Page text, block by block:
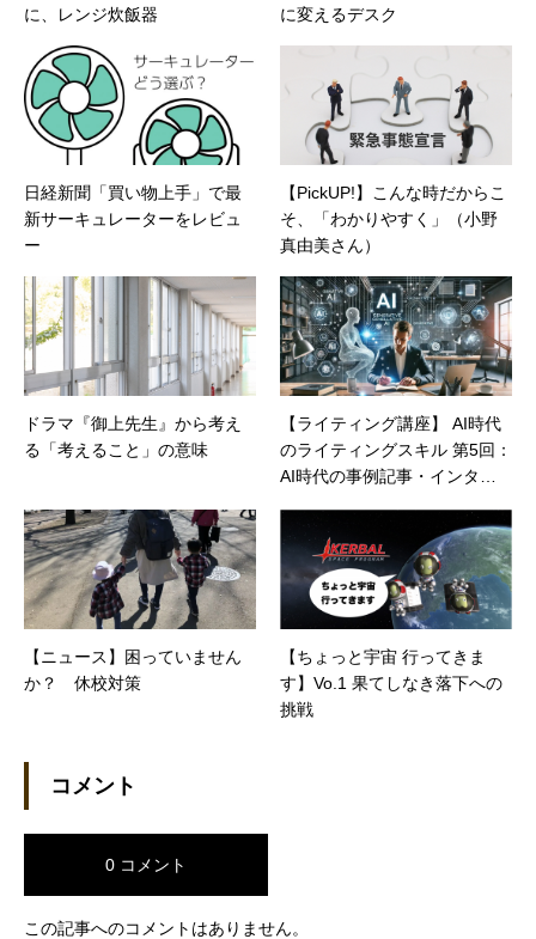
に、レンジ炊飯器
に変えるデスク
日経新聞「買い物上手」で最
新サーキュレーターをレビュ
ー
【PickUP!】こんな時だからこ
そ、「わかりやすく」（小野
真由美さん）
ドラマ『御上先生』から考え
る「考えること」の意味
【ライティング講座】 AI時代
のライティングスキル 第5回：
AI時代の事例記事・インタビ
【ニュース】困っていません
か？ 休校対策
【ちょっと宇宙 行ってきま
す】Vo.1 果てしなき落下への
挑戦
コメント
0 コメント
この記事へのコメントはありません。